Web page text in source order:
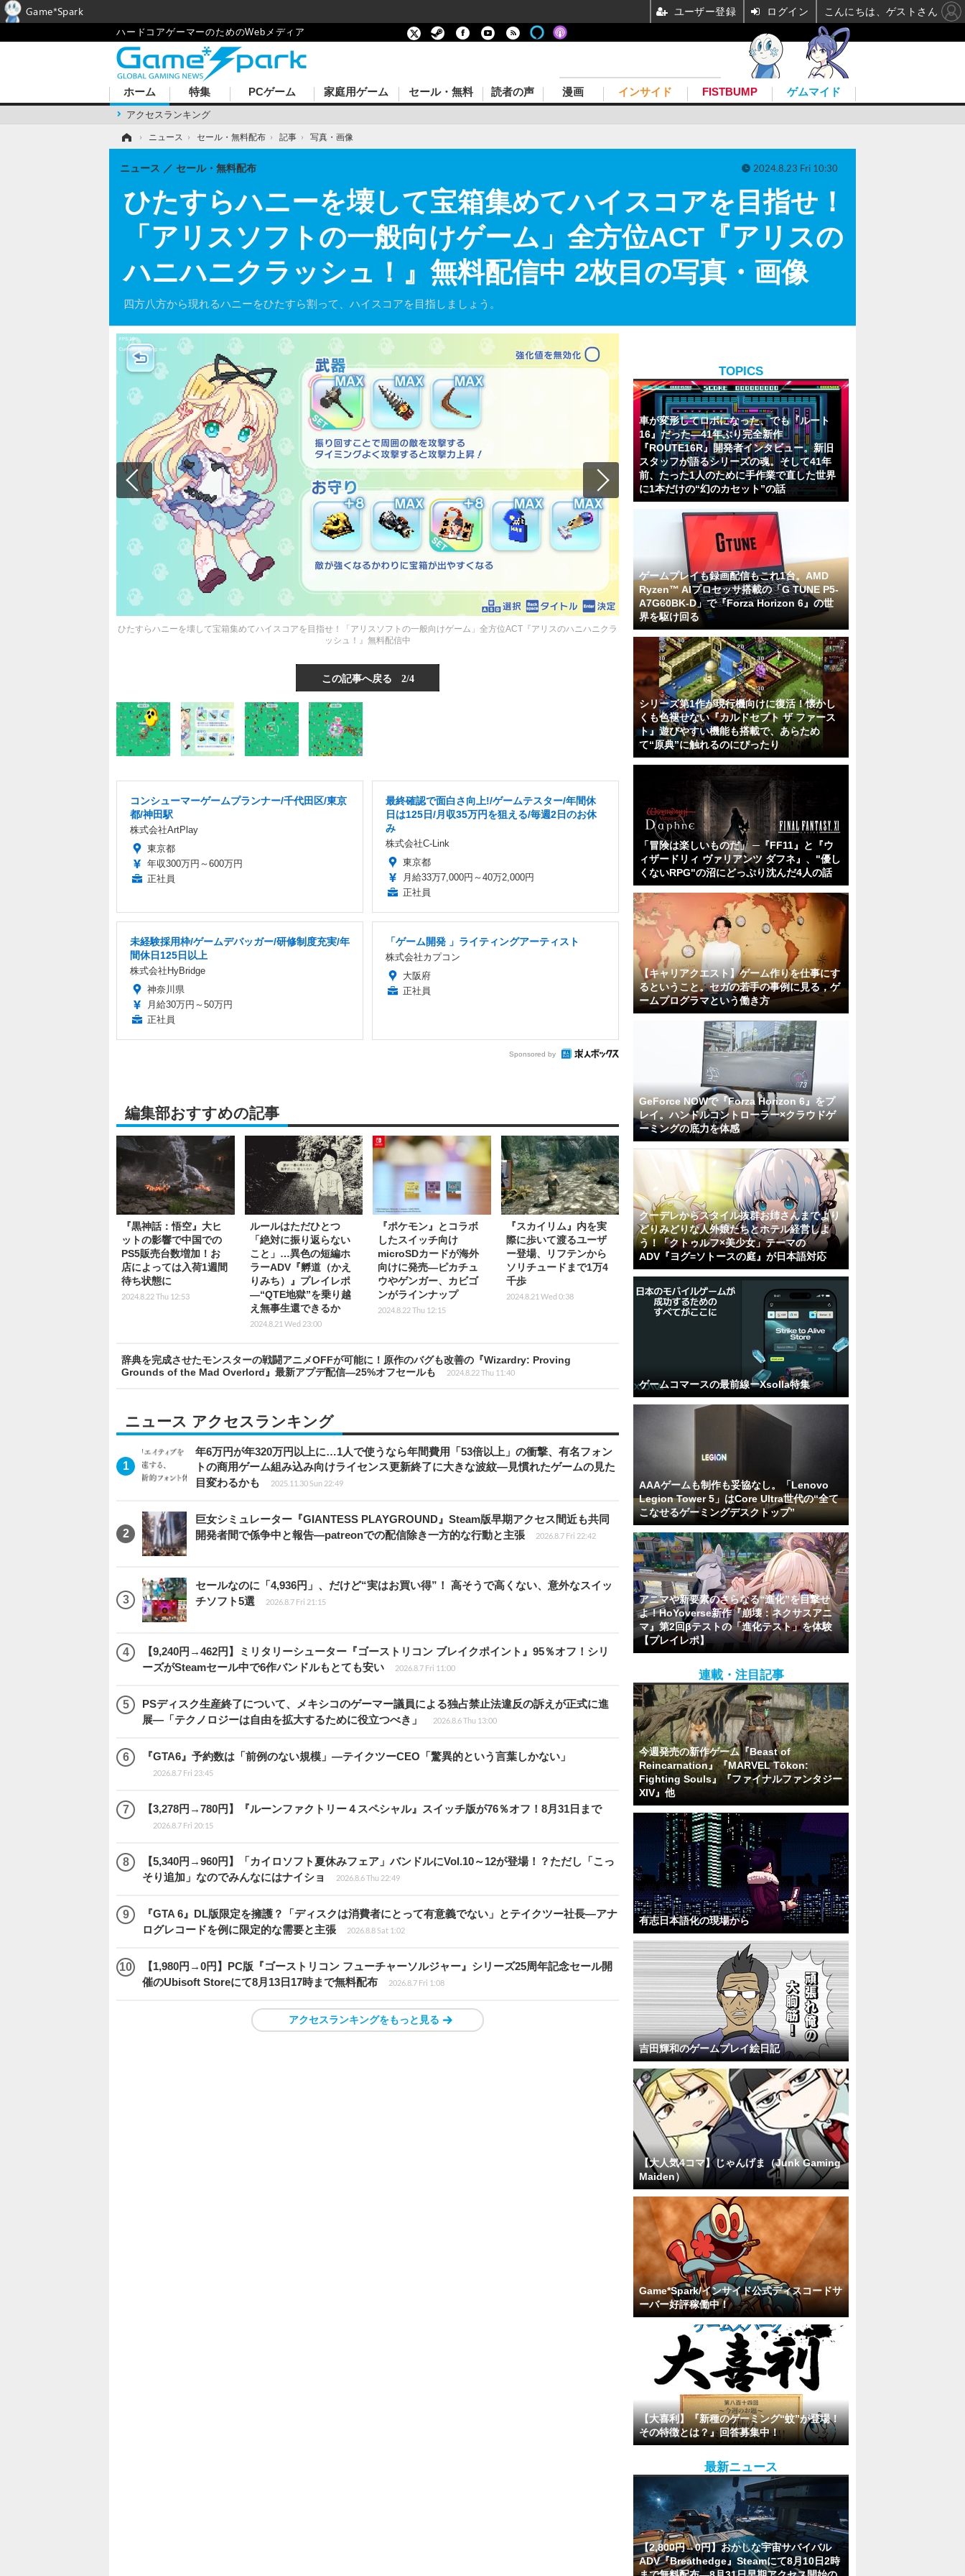
ハードコアゲーマーのためのWebメディア
ホーム
アクセスランキング
特集 PCゲーム 家庭用ゲーム セール・無料 読者の声 漫画 インサイド FISTBUMP ゲムマイド
› ニュース › セール・無料配布 › 記事 › 写真・画像
ひたすらハニーを壊して宝箱集めてハイスコアを目指せ！
「アリスソフトの一般向けゲーム」全方位ACT『アリスの
ハニハニクラッシュ！』無料配信中 2枚目の写真・画像
四方八方から現れるハニーをひたすら割って、ハイスコアを目指しましょう。
ニュース セール・無料配布 2024.8.23 Fri 10:30
ひたすらハニーを壊して宝箱集めてハイスコアを目指せ！「アリスソフトの一般向けゲーム」全方位ACT『アリスのハニハニクラ
ッシュ！』無料配信中
この記事へ戻る 2/4
コンシューマーゲームプランナー/千代田区/東京
都/神田駅
株式会社ArtPlay
東京都
年収300万円～600万円
正社員
最終確認で面白さ向上!/ゲームテスター/年間休
日は125日/月収35万円を狙える/毎週2日のお休
み
株式会社C-Link
東京都
月給33万7,000円～40万2,000円
正社員
未経験採用枠/ゲームデバッガー/研修制度充実/年
間休日125日以上
株式会社HyBridge
神奈川県
月給30万円～50万円
正社員
「ゲーム開発 」ライティングアーティスト
株式会社カプコン
大阪府
正社員
Sponsored by
編集部おすすめの記事
『黒神話：悟空』大ヒ
ットの影響で中国での
PS5販売台数増加！お
店によっては入荷1週間
待ち状態に
2024.8.22 Thu 12:53
ルールはただひとつ
「絶対に振り返らない
こと」…異色の短編ホ
ラーADV『孵道（かえ
りみち）』プレイレポ
―“QTE地獄”を乗り越
え無事生還できるか
2024.8.21 Wed 23:00
『ポケモン』とコラボ
したスイッチ向け
microSDカードが海外
向けに発売―ピカチュ
ウやゲンガー、カビゴ
ンがラインナップ
2024.8.22 Thu 12:15
『スカイリム』内を実
際に歩いて渡るユーザ
ー登場、リフテンから
ソリチュードまで1万4
千歩
2024.8.21 Wed 0:38
辞典を完成させたモンスターの戦闘アニメOFFが可能に！原作のバグも改善の『Wizardry: Proving
Grounds of the Mad Overlord』最新アプデ配信―25%オフセールも
2024.8.22 Thu 11:40
ニュース アクセスランキング
年6万円が年320万円以上に…1人で使うなら年間費用「53倍以上」の衝撃、有名フォン
トの商用ゲーム組み込み向けライセンス更新終了に大きな波紋―見慣れたゲームの見た
目変わるかも
2025.11.30 Sun 22:49
巨女シミュレーター『GIANTESS PLAYGROUND』Steam版早期アクセス間近も共同
開発者間で係争中と報告―patreonでの配信除き一方的な行動と主張
2026.8.7 Fri 22:42
セールなのに「4,936円」、だけど“実はお買い得”！ 高そうで高くない、意外なスイッ
チソフト5選
2026.8.7 Fri 21:15
【9,240円→462円】ミリタリーシューター『ゴーストリコン ブレイクポイント』95％オフ！シリ
ーズがSteamセール中で6作バンドルもとても安い
2026.8.7 Fri 11:00
PSディスク生産終了について、メキシコのゲーマー議員による独占禁止法違反の訴えが正式に進
展―「テクノロジーは自由を拡大するために役立つべき」
2026.8.6 Thu 13:00
『GTA6』予約数は「前例のない規模」―テイクツーCEO「驚異的という言葉しかない」
2026.8.7 Fri 23:45
【3,278円→780円】『ルーンファクトリー４スペシャル』スイッチ版が76％オフ！8月31日まで
2026.8.7 Fri 20:15
【5,340円→960円】「カイロソフト夏休みフェア」バンドルにVol.10～12が登場！？ただし「こっ
そり追加」なのでみんなにはナイショ
2026.8.6 Thu 22:49
『GTA 6』DL版限定を擁護？「ディスクは消費者にとって有意義でない」とテイクツー社長―アナ
ログレコードを例に限定的な需要と主張
2026.8.8 Sat 1:02
【1,980円→0円】PC版『ゴーストリコン フューチャーソルジャー』シリーズ25周年記念セール開
催のUbisoft Storeにて8月13日17時まで無料配布
2026.8.7 Fri 1:08
アクセスランキングをもっと見る
TOPICS
車が変形してロボになった、でも『ルート
16』だった―41年ぶり完全新作
『ROUTE16R』開発者インタビュー。新旧
スタッフが語るシリーズの魂。そして41年
前、たった1人のために手作業で直した世界
に1本だけの“幻のカセット”の話
ゲームプレイも録画配信もこれ1台。AMD
Ryzen™ AIプロセッサ搭載の「G TUNE P5-
A7G60BK-D」で『Forza Horizon 6』の世
界を駆け回る
シリーズ第1作が現行機向けに復活！懐かし
くも色褪せない『カルドセプト ザ ファース
ト』遊びやすい機能も搭載で、あらため
て“原典”に触れるのにぴったり
「冒険は楽しいものだ」 ─『FF11』と『ウ
ィザードリィ ヴァリアンツ ダフネ』、"優し
くないRPG"の沼にどっぷり沈んだ4人の話
【キャリアクエスト】ゲーム作りを仕事にす
るということ。セガの若手の事例に見る，ゲ
ームプログラマという働き方
GeForce NOWで『Forza Horizon 6』をプ
レイ。ハンドルコントローラー×クラウドゲ
ーミングの底力を体感
クーデレからスタイル抜群お姉さんまでより
どりみどりな人外娘たちとホテル経営しよ
う！「クトゥルフ×美少女」テーマの
ADV『ヨグ=ソトースの庭』が日本語対応
ゲームコマースの最前線ーXsolla特集
AAAゲームも制作も妥協なし。「Lenovo
Legion Tower 5」はCore Ultra世代の“全て
こなせるゲーミングデスクトップ”
アニマや新要素のさらなる“進化”を目撃せ
よ！HoYoverse新作『崩壊：ネクサスアニ
マ』第2回βテストの「進化テスト」を体験
【プレイレポ】
連載・注目記事
今週発売の新作ゲーム『Beast of
Reincarnation』『MARVEL Tōkon:
Fighting Souls』『ファイナルファンタジー
XIV』他
有志日本語化の現場から
吉田輝和のゲームプレイ絵日記
【大人気4コマ】じゃんげま（Junk Gaming
Maiden）
Game*Spark/インサイド公式ディスコードサ
ーバー好評稼働中！
【大喜利】『新種のゲーミング“蚊”が登場！
その特徴とは？』回答募集中！
最新ニュース
【2,800円→0円】おかしな宇宙サバイバル
ADV『Breathedge』Steamにて8月10日2時
Game*Spark ユーザー登録 ログイン こんにちは、ゲストさん